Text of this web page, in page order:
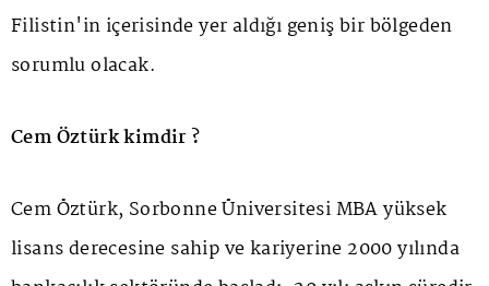
Filistin'in içerisinde yer aldığı geniş bir bölgeden
sorumlu olacak.
Cem Öztürk kimdir ?
Cem Öztürk, Sorbonne Üniversitesi MBA yüksek
lisans derecesine sahip ve kariyerine 2000 yılında